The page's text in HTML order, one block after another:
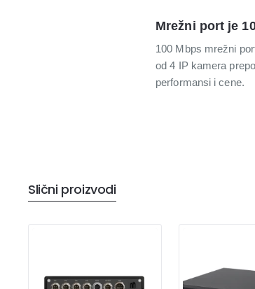
Mrežni port je
100 Mbps mrežni
od 4 IP kamera
performansi i cene.
Slični proizvodi